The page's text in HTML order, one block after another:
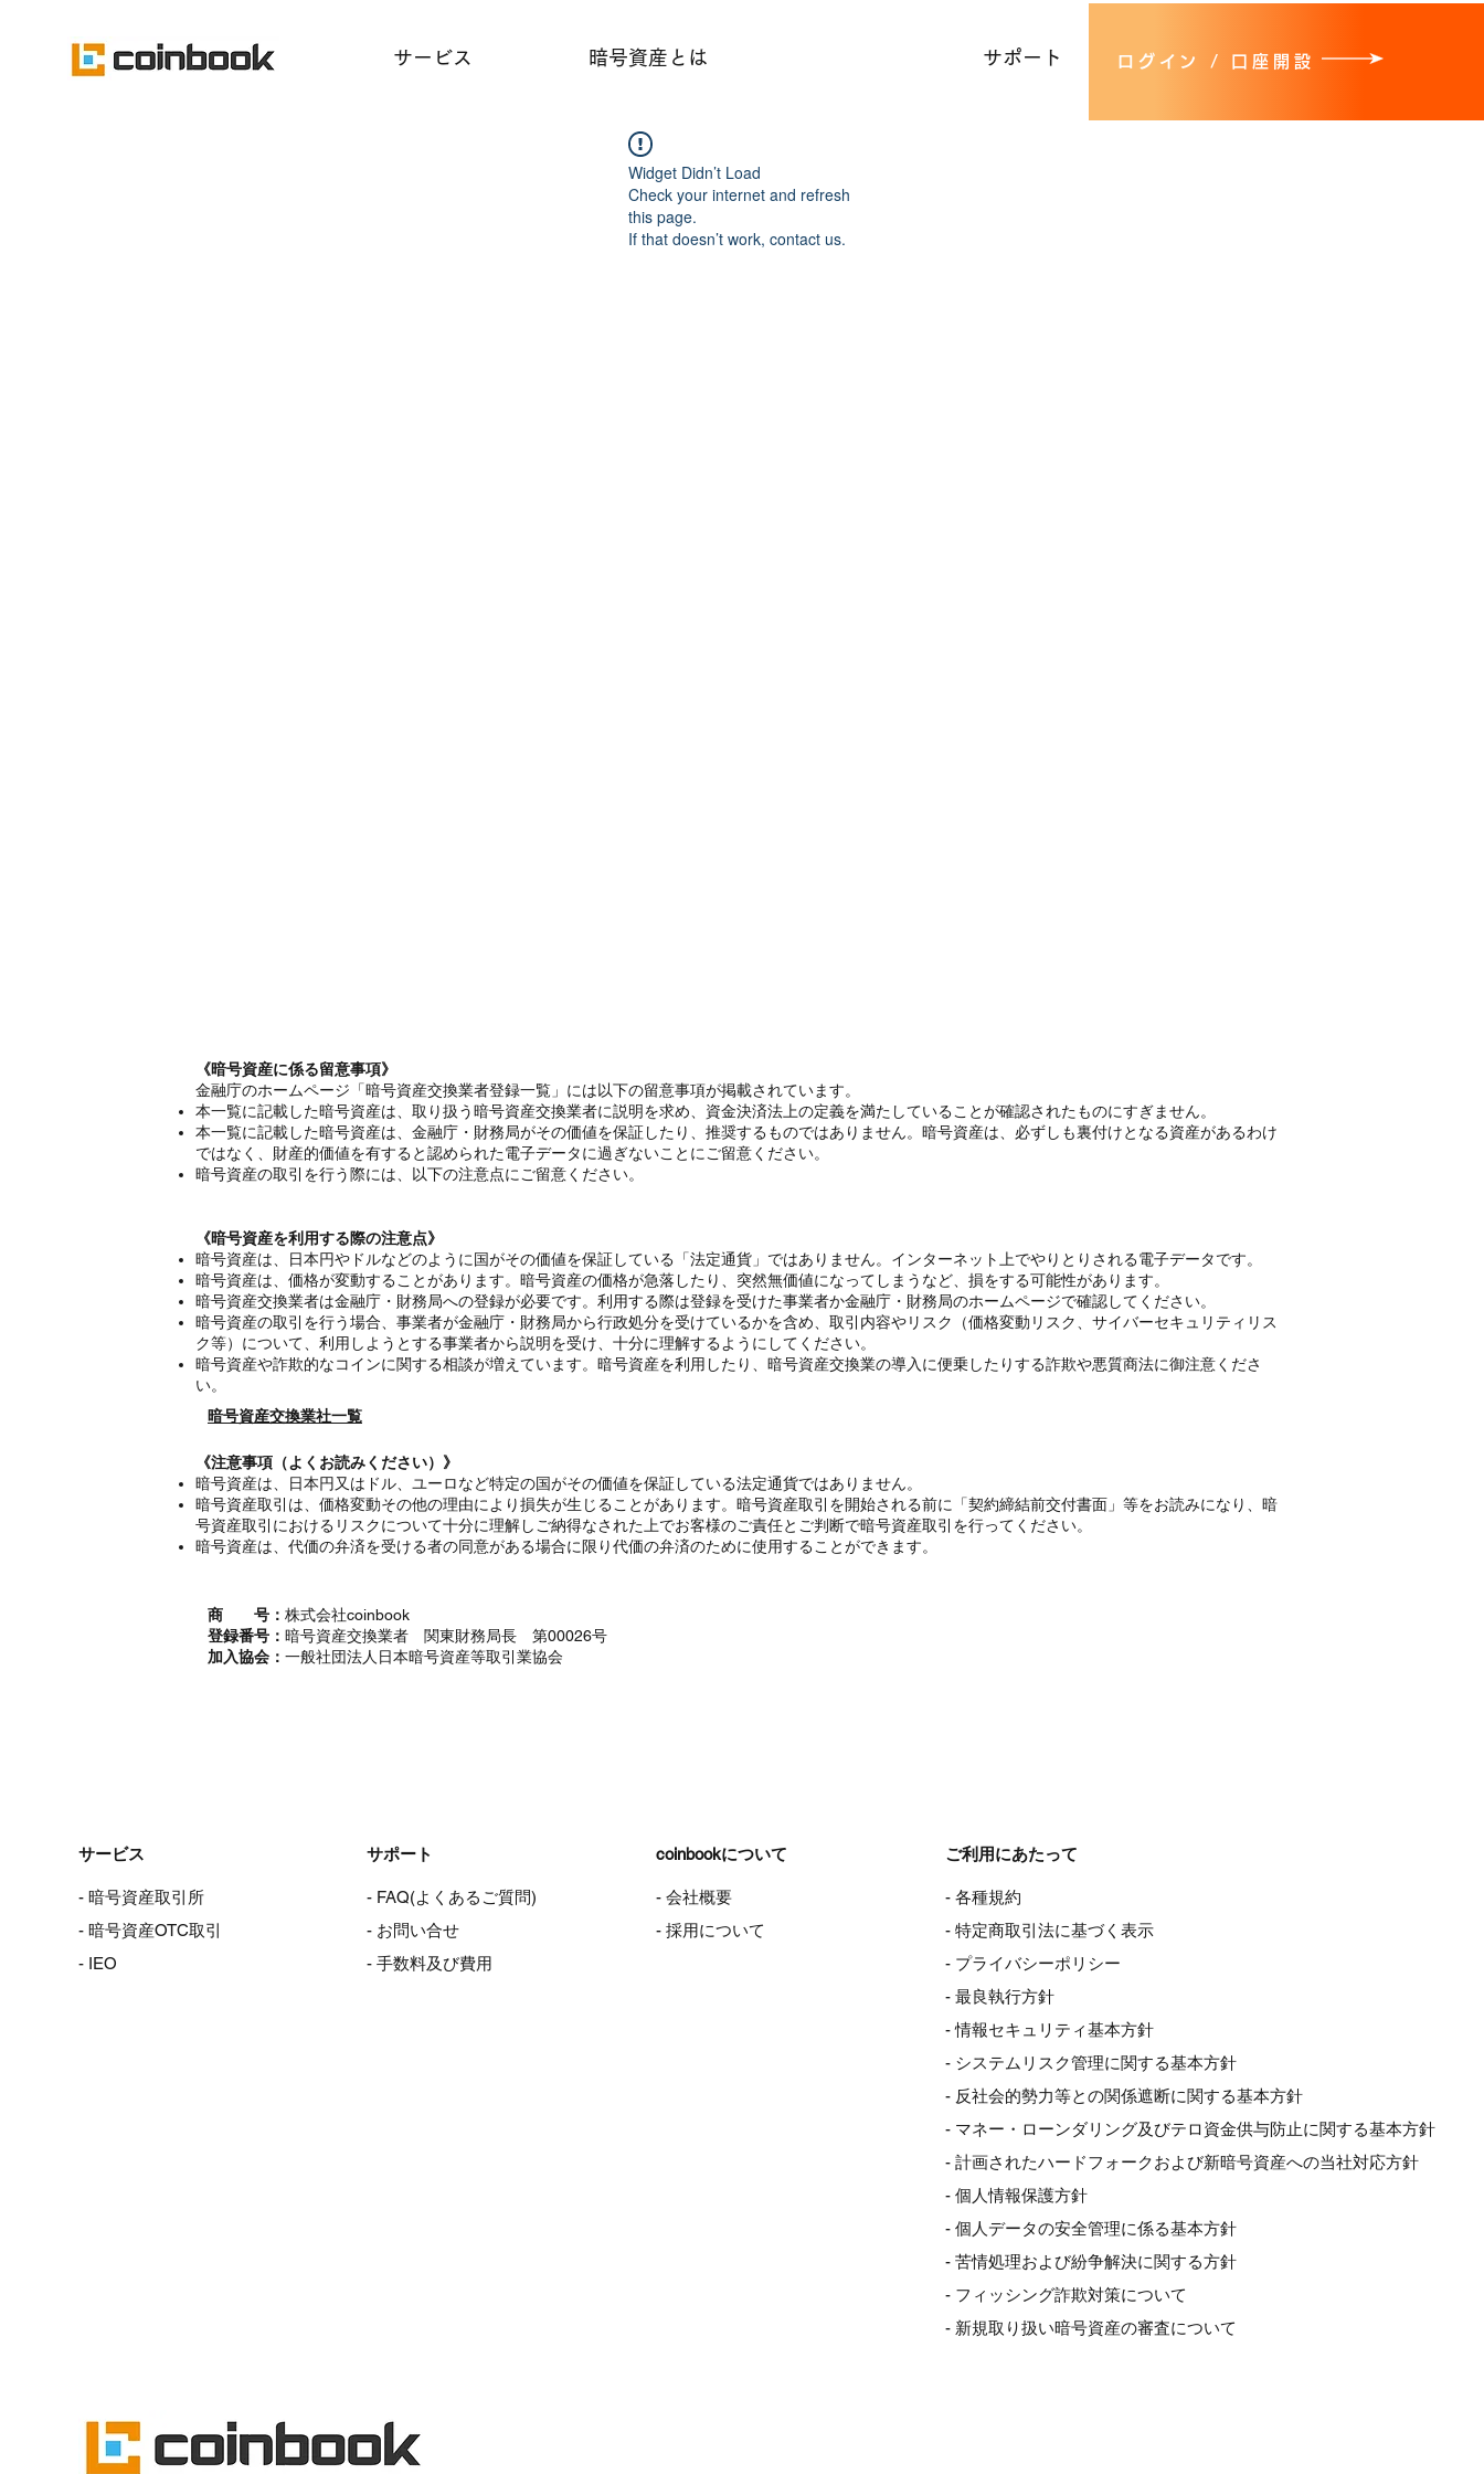
​サービス 暗号資産とは サポート ログイン / 口座開設
Widget Didn’t Load
Check your internet and refresh
this page.
If that doesn’t work, contact us.
《暗号資産に係る留意事項》
金融庁のホームページ「暗号資産交換業者登録一覧」には以下の留意事項が掲載されています。
本一覧に記載した暗号資産は、取り扱う暗号資産交換業者に説明を求め、資金決済法上の定義を満たしていることが確認されたものにすぎません。
本一覧に記載した暗号資産は、金融庁・財務局がその価値を保証したり、推奨するものではありません。暗号資産は、必ずしも裏付けとなる資産があるわけ
ではなく、財産的価値を有すると認められた電子データに過ぎないことにご留意ください。
暗号資産の取引を行う際には、以下の注意点にご留意ください。
《暗号資産を利用する際の注意点》
暗号資産は、日本円やドルなどのように国がその価値を保証している「法定通貨」ではありません。インターネット上でやりとりされる電子データです。
暗号資産は、価格が変動することがあります。暗号資産の価格が急落したり、突然無価値になってしまうなど、損をする可能性があります。
暗号資産交換業者は金融庁・財務局への登録が必要です。利用する際は登録を受けた事業者か金融庁・財務局のホームページで確認してください。
暗号資産の取引を行う場合、事業者が金融庁・財務局から行政処分を受けているかを含め、取引内容やリスク（価格変動リスク、サイバーセキュリティリス
ク等）について、利用しようとする事業者から説明を受け、十分に理解するようにしてください。
暗号資産や詐欺的なコインに関する相談が増えています。暗号資産を利用したり、暗号資産交換業の導入に便乗したりする詐欺や悪質商法に御注意くださ
い。
暗号資産交換業社一覧
《注意事項（よくお読みください）》
暗号資産は、日本円又はドル、ユーロなど特定の国がその価値を保証している法定通貨ではありません。
暗号資産取引は、価格変動その他の理由により損失が生じることがあります。暗号資産取引を開始される前に「契約締結前交付書面」等をお読みになり、暗
号資産取引におけるリスクについて十分に理解しご納得なされた上でお客様のご責任とご判断で暗号資産取引を行ってください。
暗号資産は、代価の弁済を受ける者の同意がある場合に限り代価の弁済のために使用することができます。
商 号： 株式会社coinbook
登録番号： 暗号資産交換業者 関東財務局長 第00026号
加入協会： 一般社団法人日本暗号資産等取引業協会
coinbookについて
- 会社概要
- 採用について
サポート
- FAQ(よくあるご質問)
- お問い合せ
- 手数料及び費用
サービス
- 暗号資産取引所
- 暗号資産OTC取引
- IEO
ご利用にあたって
- 各種規約
- 特定商取引法に基づく表示
- プライバシーポリシー
- 最良執行方針
- 情報セキュリティ基本方針
- システムリスク管理に関する基本方針
- 反社会的勢力等との関係遮断に関する基本方針
- マネー・ローンダリング及びテロ資金供与防止に関する基本方針
- 計画されたハードフォークおよび新暗号資産への当社対応方針
- 個人情報保護方針
- 個人データの安全管理に係る基本方針
- 苦情処理および紛争解決に関する方針
- フィッシング詐欺対策について
- 新規取り扱い暗号資産の審査について